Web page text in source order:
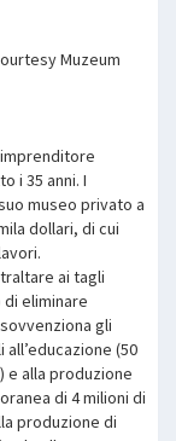
Muzeum
i 35 anni. I
museo privato a
dollari, di cui
ai tagli
eliminare
gli
(50
e alla produzione
di 4 milioni di
produzione di